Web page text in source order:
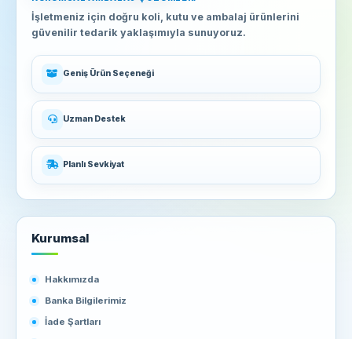
İşletmeniz için doğru koli, kutu ve ambalaj ürünlerini
güvenilir tedarik yaklaşımıyla sunuyoruz.
Geniş Ürün Seçeneği
Uzman Destek
Planlı Sevkiyat
Kurumsal
Hakkımızda
Banka Bilgilerimiz
İade Şartları